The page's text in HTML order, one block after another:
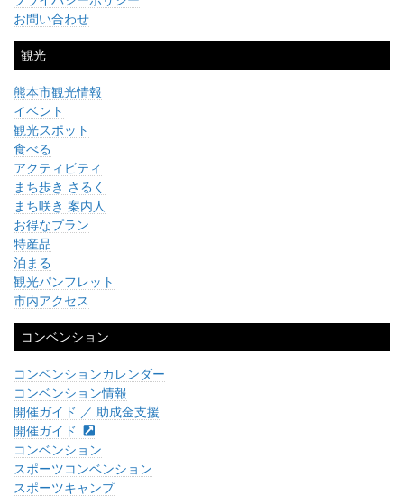
お問い合わせ
観光
熊本市観光情報
イベント
観光スポット
食べる
アクティビティ
まち歩き さるく
まち咲き 案内人
お得なプラン
特産品
泊まる
観光パンフレット
市内アクセス
コンベンション
コンベンションカレンダー
コンベンション情報
開催ガイド ／ 助成金支援
開催ガイド
コンベンション
スポーツコンベンション
スポーツキャンプ